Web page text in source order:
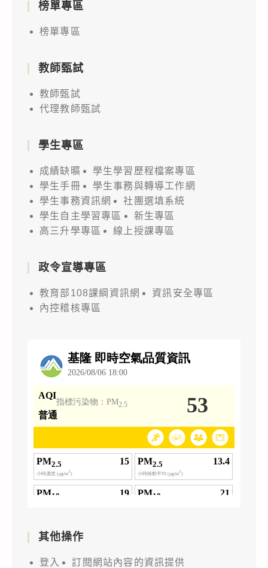
榜單專區
榜單專區
教師甄試
教師甄試
代理教師甄試
學生專區
成績缺曠
學生學習歷程檔案專區
學生手冊
學生事務與轉導工作網
學生事務資訊網
社團選填系統
學生自主學習專區
新生專區
高三升學專區
線上授課專區
政令宣導專區
教育部108課綱資訊網
資訊安全專區
內控稽核專區
其他操作
登入
訂閱網站內容的資訊提供